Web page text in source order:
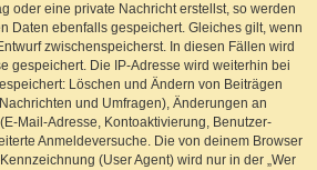
oder eine private Nachricht erstellst, so werden
Daten ebenfalls gespeichert. Gleiches gilt, wenn
zwischenspeicherst. In diesen Fällen wird
gespeichert. Die IP-Adresse wird weiterhin bei
Löschen und Ändern von Beiträgen
und Umfragen), Änderungen an
Mail-Adresse, Kontoaktivierung, Benutzer-
Anmeldeversuche. Die von deinem Browser
(User Agent) wird nur in der „Wer